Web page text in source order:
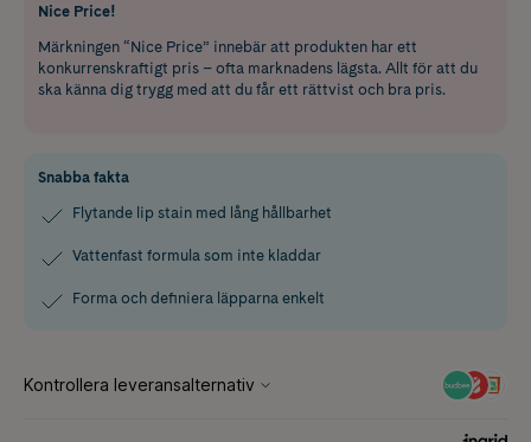
Nice Price!
Märkningen “Nice Price” innebär att produkten har ett
konkurrenskraftigt pris – ofta marknadens lägsta. Allt för att du
ska känna dig trygg med att du får ett rättvist och bra pris.
Snabba fakta
Flytande lip stain med lång hållbarhet
Vattenfast formula som inte kladdar
Forma och definiera läpparna enkelt